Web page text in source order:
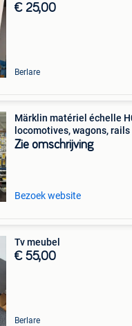
€ 25,00
Berlare
Märklin matériel échelle
locomotives, wagons, rails
Zie omschrijving
Bezoek website
Tv meubel
€ 55,00
Berlare